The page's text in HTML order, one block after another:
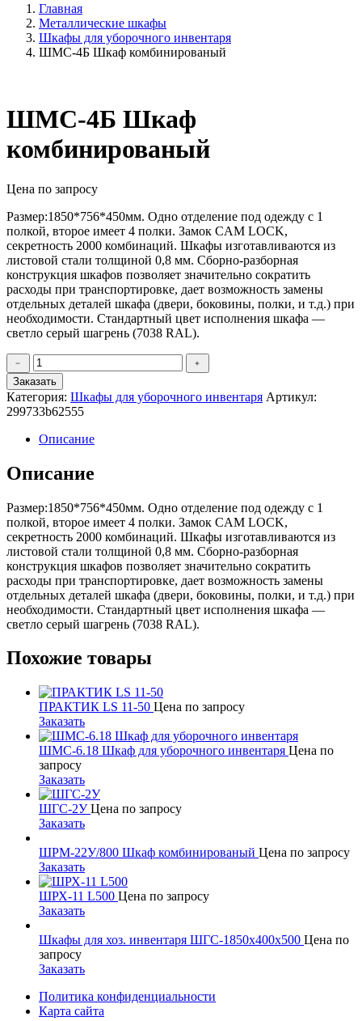
Главная
Металлические шкафы
Шкафы для уборочного инвентаря
ШМС-4Б Шкаф комбинированый
ШМС-4Б Шкаф
комбинированый
Цена по запросу
Размер:1850*756*450мм. Одно отделение под одежду с 1
полкой, второе имеет 4 полки. Замок CAM LOCK,
секретность 2000 комбинаций. Шкафы изготавливаются из
листовой стали толщиной 0,8 мм. Сборно-разборная
конструкция шкафов позволяет значительно сократить
расходы при транспортировке, дает возможность замены
отдельных деталей шкафа (двери, боковины, полки, и т.д.) при
необходимости. Стандартный цвет исполнения шкафа —
светло серый шагрень (7038 RAL).
Количество
товара
ШМС-4Б
Шкаф
комбинированый
﹣
﹢
Заказать
Категория: Шкафы для уборочного инвентаря Артикул:
299733b62555
Описание
Описание
Размер:1850*756*450мм. Одно отделение под одежду с 1
полкой, второе имеет 4 полки. Замок CAM LOCK,
секретность 2000 комбинаций. Шкафы изготавливаются из
листовой стали толщиной 0,8 мм. Сборно-разборная
конструкция шкафов позволяет значительно сократить
расходы при транспортировке, дает возможность замены
отдельных деталей шкафа (двери, боковины, полки, и т.д.) при
необходимости. Стандартный цвет исполнения шкафа —
светло серый шагрень (7038 RAL).
Похожие товары
ПРАКТИК LS 11-50 Цена по запросу
Заказать
ШМС-6.18 Шкаф для уборочного инвентаря Цена по
запросу
Заказать
ШГС-2УЦена по запросу
Заказать
ШРМ-22У/800 Шкаф комбинированый Цена по запросу
Заказать
ШРХ-11 L500 Цена по запросу
Заказать
Шкафы для хоз. инвентаря ШГС-1850x400x500 Цена по
запросу
Заказать
Политика конфиденциальности
Карта сайта